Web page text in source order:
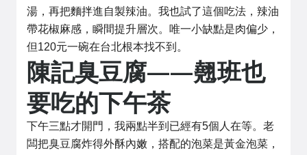
湯，再把麵拌進自製辣油。我也試了這個吃法，辣油
帶花椒麻感，瞬間提升層次。唯一小缺點是肉偏少，
但120元一碗在台北根本找不到。
陳記臭豆腐——翹班也
要吃的下午茶
下午三點才開門，我兩點半到已經有5個人在等。老
闆把臭豆腐炸得外酥內嫩，搭配的泡菜是黃金泡菜，